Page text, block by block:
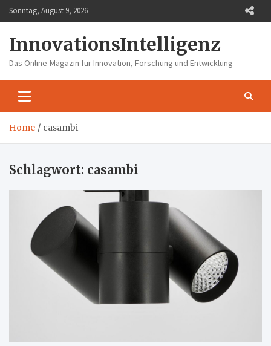
Skip
to
Sonntag, August 9, 2026
InnovationsIntelligenz
Das Online-Magazin für Innovation, Forschung und Entwicklung
Home casambi
Schlagwort: casambi